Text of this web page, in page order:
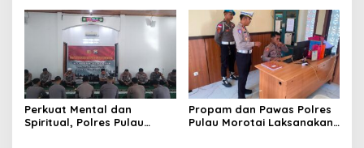
Perkuat Mental dan
Spiritual, Polres Pulau
Propam dan Pawas Polres
Pulau Morotai Laksanakan